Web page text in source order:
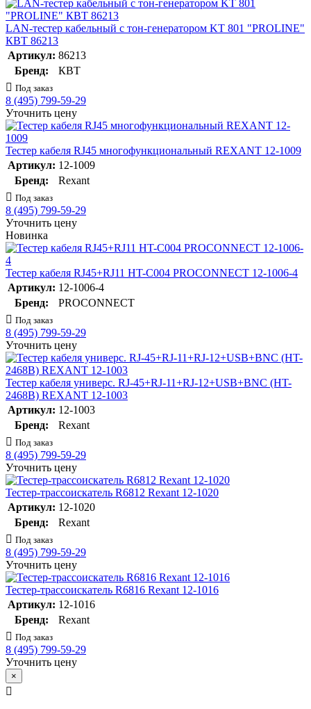
LAN-тестер кабельный с тон-генератором KT 801 "PROLINE"
КВТ 86213
Артикул: 86213
Бренд:
КВТ
Под заказ
8 (495) 799-59-29
Уточнить цену
Тестер кабеля RJ45 многофункциональный REXANT 12-1009
Артикул: 12-1009
Бренд:
Rexant
Под заказ
8 (495) 799-59-29
Уточнить цену
Новинка
Тестер кабеля RJ45+RJ11 HT-C004 PROCONNECT 12-1006-4
Артикул: 12-1006-4
Бренд:
PROCONNECT
Под заказ
8 (495) 799-59-29
Уточнить цену
Тестер кабеля универс. RJ-45+RJ-11+RJ-12+USB+BNC (HT-
2468B) REXANT 12-1003
Артикул: 12-1003
Бренд:
Rexant
Под заказ
8 (495) 799-59-29
Уточнить цену
Тестер-трассоискатель R6812 Rexant 12-1020
Артикул: 12-1020
Бренд:
Rexant
Под заказ
8 (495) 799-59-29
Уточнить цену
Тестер-трассоискатель R6816 Rexant 12-1016
Артикул: 12-1016
Бренд:
Rexant
Под заказ
8 (495) 799-59-29
Уточнить цену
×